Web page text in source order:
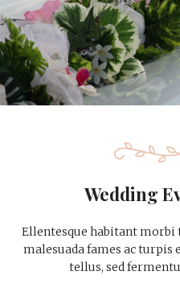
Wedding
Ellentesque habitant morbi
malesuada fames ac
tellus, sed